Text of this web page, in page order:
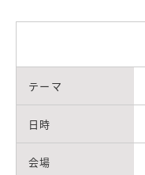
テーマ
日時
会場